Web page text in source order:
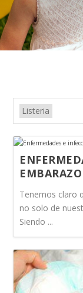
Listeria
EMBARAZO
Tenemos claro
no solo de
Siendo ...